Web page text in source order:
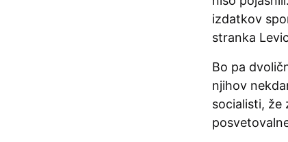
izdatkov
stranka
Bo pa
njihov
socialisti, že